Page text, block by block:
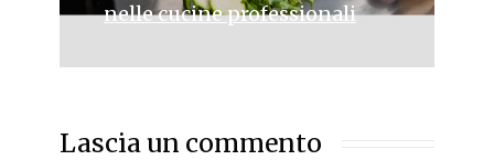
nelle cucine professionali
Lascia un commento